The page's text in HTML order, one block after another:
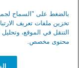
نحن نستخدم
بالضغط على "السماح
تخزين ملفات تعريف
التنقل في الموقع،
محتوى مخصص.